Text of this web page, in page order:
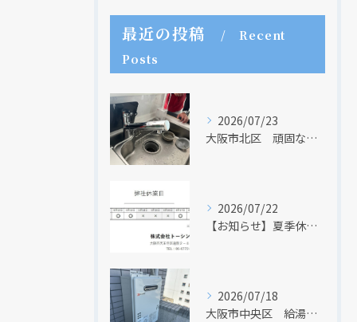
最近の投稿
Recent
Posts
2026/07/23
大阪市北区 頑固な水アカはなかなか取れない・・・
2026/07/22
【お知らせ】夏季休業日のお知らせ【２０２６年】
2026/07/18
大阪市中央区 給湯器のリモコンが無くても、リモコンを設置する方法はあります
現在、新聞に入っている折込チラシです。
クリックでチラシのページにジャンプします
現在、新聞に入っている折込チラシです。
クリックでチラシのページにジャンプします